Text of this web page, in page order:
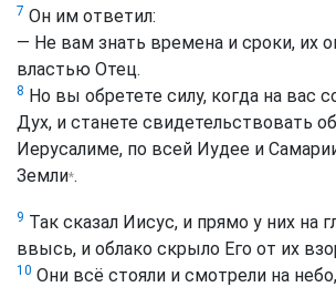
7 Он им ответил:
— Не вам знать времена и сроки, их
властью Отец.
8 Но вы обретете силу, когда на вас
Дух, и станете свидетельствовать
Иерусалиме, по всей Иудее и
Земли*.
9 Так сказал Иисус, и прямо у них на
ввысь, и облако скрыло Его от их
10 Они всё стояли и смотрели на